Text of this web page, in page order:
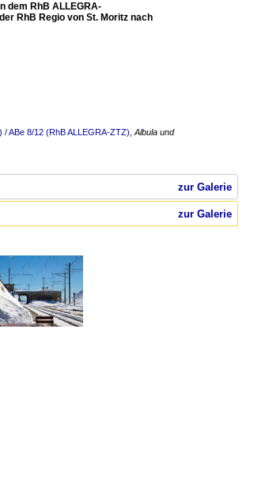
dem RhB ALLEGRA-
RhB Regio von St. Moritz nach
ABe 8/12 (RhB ALLEGRA-ZTZ) Albula und
zur Galerie
zur Galerie